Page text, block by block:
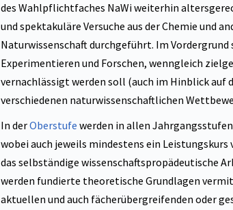
des Wahlpflichtfaches NaWi weiterhin
und spektakuläre Versuche aus der Chemie und
Naturwissenschaft durchgeführt. Im
Experimentieren und Forschen, wenngleich
vernachlässigt werden soll (auch im Hinblick auf
verschiedenen naturwissenschaftlichen
In derOberstufe werden in allen
wobei auch jeweils mindestens ein
das selbständige wissenschaftspropädeutische
werden fundierte theoretische Grundlagen
aktuellen und auch fächerübergreifenden oder